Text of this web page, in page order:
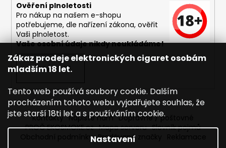
Zákaz prodeje elektronických cigaret osobám
mladším 18 let.
Tento web používá soubory cookie. Dalším
procházením tohoto webu vyjadřujete souhlas, že
jste starší 18ti let a s používáním cookie.
Nastavení
Ověření plnoletosti
Pro nákup na našem e-shopu
potřebujeme, dle nařízení zákona, ověřit
Vaši plnoletost.
Vaše osobní údaje nikdy neukládáme!
PŘIHLÁSIT SE
Kontakty Napište nám Dopravné / poštovné
PROČ EKOSMOKE.cz Mapa serveru Slovník pojmů
Obchodní podmínky Prodávané značky